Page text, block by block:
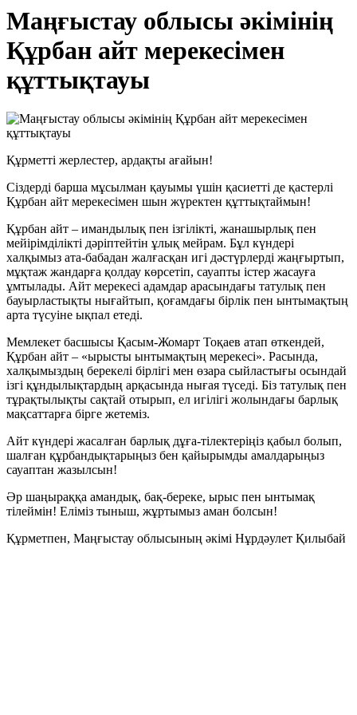
Маңғыстау облысы әкімінің
Құрбан айт мерекесімен
құттықтауы
Құрметті жерлестер, ардақты ағайын!
Сіздерді барша мұсылман қауымы үшін қасиетті де қастерлі
Құрбан айт мерекесімен шын жүректен құттықтаймын!
Құрбан айт – имандылық пен ізгілікті, жанашырлық пен
мейірімділікті дәріптейтін ұлық мейрам. Бұл күндері
халқымыз ата-бабадан жалғасқан игі дәстүрлерді жаңғыртып,
мұқтаж жандарға қолдау көрсетіп, сауапты істер жасауға
ұмтылады. Айт мерекесі адамдар арасындағы татулық пен
бауырластықты нығайтып, қоғамдағы бірлік пен ынтымақтың
арта түсуіне ықпал етеді.
Мемлекет басшысы Қасым-Жомарт Тоқаев атап өткендей,
Құрбан айт – «ырысты ынтымақтың мерекесі». Расында,
халқымыздың берекелі бірлігі мен өзара сыйластығы осындай
ізгі құндылықтардың арқасында нығая түседі. Біз татулық пен
тұрақтылықты сақтай отырып, ел игілігі жолындағы барлық
мақсаттарға бірге жетеміз.
Айт күндері жасалған барлық дұға-тілектеріңіз қабыл болып,
шалған құрбандықтарыңыз бен қайырымды амалдарыңыз
сауаптан жазылсын!
Әр шаңыраққа амандық, бақ-береке, ырыс пен ынтымақ
тілеймін! Еліміз тыныш, жұртымыз аман болсын!
Құрметпен, Маңғыстау облысының әкімі Нұрдәулет Қилыбай